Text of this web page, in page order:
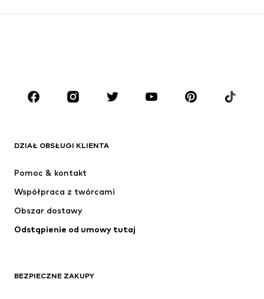
Spódnice
Bluzki & koszule
Akcesoria
Premium
Nowości
Kurtki
Bielizna
Płaszcze
Spódnice
DZIAŁ OBSŁUGI KLIENTA
Pomoc & kontakt
Współpraca z twórcami
Obszar dostawy
Odstąpienie od umowy tutaj
BEZPIECZNE ZAKUPY